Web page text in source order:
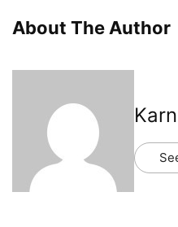
About The Author